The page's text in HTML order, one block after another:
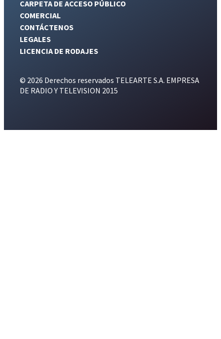
CARPETA DE ACCESO PÚBLICO
COMERCIAL
CONTÁCTENOS
LEGALES
LICENCIA DE RODAJES
© 2026 Derechos reservados TELEARTE S.A. EMPRESA
DE RADIO Y TELEVISION 2015